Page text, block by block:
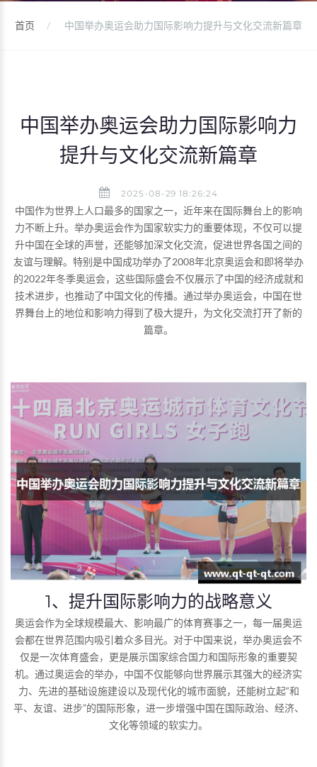
首页 中国举办奥运会助力国际影响力提升与文化交流新篇章
中国举办奥运会助力国际影响力
提升与文化交流新篇章
2025-08-29 18:26:24
中国作为世界上人口最多的国家之一，近年来在国际舞台上的影响
力不断上升。举办奥运会作为国家软实力的重要体现，不仅可以提
升中国在全球的声誉，还能够加深文化交流，促进世界各国之间的
友谊与理解。特别是中国成功举办了2008年北京奥运会和即将举办
的2022年冬季奥运会，这些国际盛会不仅展示了中国的经济成就和
技术进步，也推动了中国文化的传播。通过举办奥运会，中国在世
界舞台上的地位和影响力得到了极大提升，为文化交流打开了新的
篇章。
1、提升国际影响力的战略意义
奥运会作为全球规模最大、影响最广的体育赛事之一，每一届奥运
会都在世界范围内吸引着众多目光。对于中国来说，举办奥运会不
仅是一次体育盛会，更是展示国家综合国力和国际形象的重要契
机。通过奥运会的举办，中国不仅能够向世界展示其强大的经济实
力、先进的基础设施建设以及现代化的城市面貌，还能树立起“和
平、友谊、进步”的国际形象，进一步增强中国在国际政治、经济、
文化等领域的软实力。